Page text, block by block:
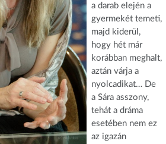
a darab elején a
gyermekét temeti,
majd kiderül,
hogy hét már
korábban meghalt,
aztán várja a
nyolcadikat… De
a Sára asszony,
tehát a dráma
esetében nem ez
az igazán